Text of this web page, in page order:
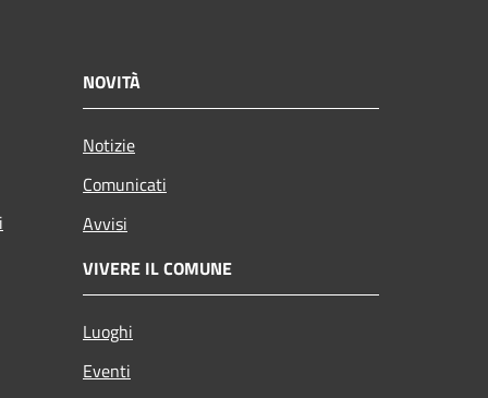
NOVITÀ
Notizie
Comunicati
Avvisi
VIVERE IL COMUNE
Luoghi
Eventi